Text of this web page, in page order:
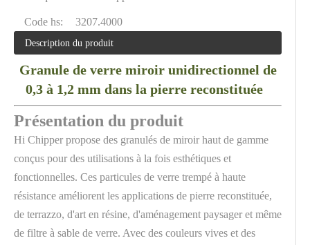
Code hs: 3207.4000
Description du produit
Granule de verre miroir unidirectionnel de
0,3 à 1,2 mm dans la pierre reconstituée
Présentation du produit
Hi Chipper propose des granulés de miroir haut de gamme
conçus pour des utilisations à la fois esthétiques et
fonctionnelles. Ces particules de verre trempé à haute
résistance améliorent les applications de pierre reconstituée,
de terrazzo, d'art en résine, d'aménagement paysager et même
de filtre à sable de verre. Avec des couleurs vives et des